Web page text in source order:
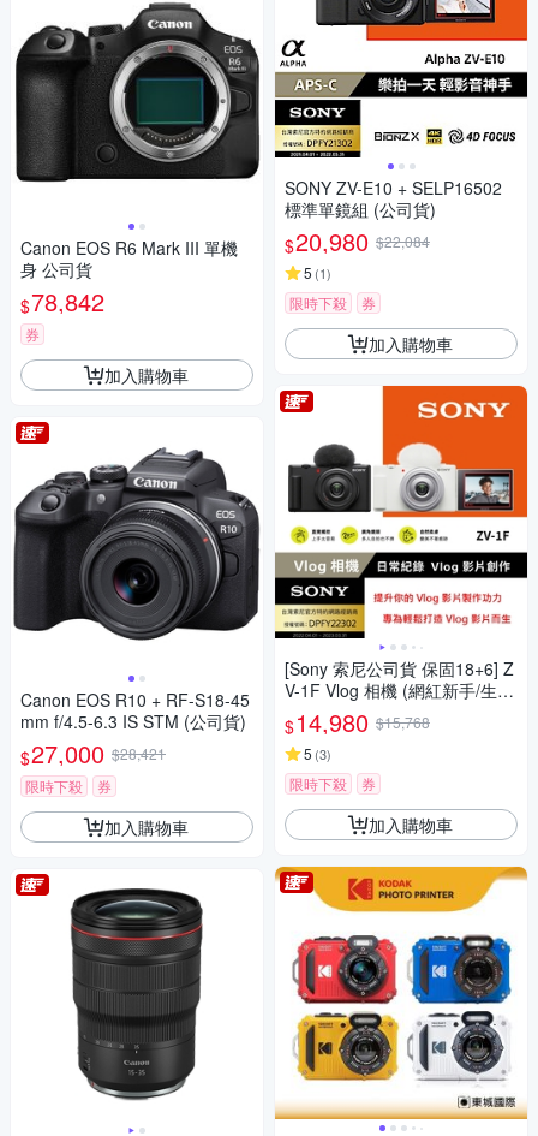
Canon EOS R6 Mark III 單機
身 公司貨
$78,842
券
加入購物車
Canon EOS R10 + RF-S18-45
mm f/4.5-6.3 IS STM (公司貨)
$27,000 $28,421
限時下殺
券
加入購物車
SONY ZV-E10 + SELP16502
標準單鏡組 (公司貨)
$20,980 $22,084
5 (1)
限時下殺 券
加入購物車
[Sony 索尼公司貨 保固18+6] Z
V-1F Vlog 相機 (網紅新手/生活
隨拍)
$14,980 $15,768
5 (3)
限時下殺 券
加入購物車